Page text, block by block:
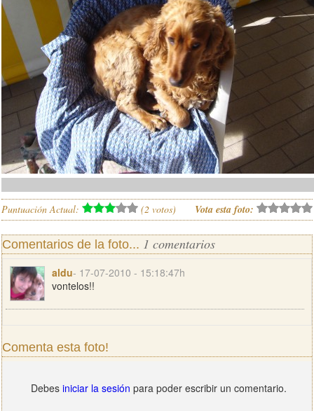
Puntuación Actual: (2 votos) Vota esta foto:
Comentarios de la foto... 1 comentarios
aldu- 17-07-2010 - 15:18:47h
vontelos!!
Comenta esta foto!
Debes iniciar la sesión para poder escribir un comentario.